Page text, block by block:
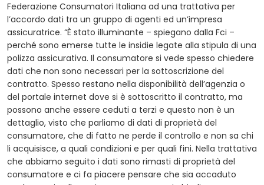
Federazione Consumatori Italiana ad una trattativa per
l’accordo dati tra un gruppo di agenti ed un’impresa
assicuratrice. “È stato illuminante – spiegano dalla Fci –
perché sono emerse tutte le insidie legate alla stipula di una
polizza assicurativa. Il consumatore si vede spesso chiedere
dati che non sono necessari per la sottoscrizione del
contratto. Spesso restano nella disponibilità dell’agenzia o
del portale internet dove si è sottoscritto il contratto, ma
possono anche essere ceduti a terzi e questo non è un
dettaglio, visto che parliamo di dati di proprietà del
consumatore, che di fatto ne perde il controllo e non sa chi
li acquisisce, a quali condizioni e per quali fini. Nella trattativa
che abbiamo seguito i dati sono rimasti di proprietà del
consumatore e ci fa piacere pensare che sia accaduto